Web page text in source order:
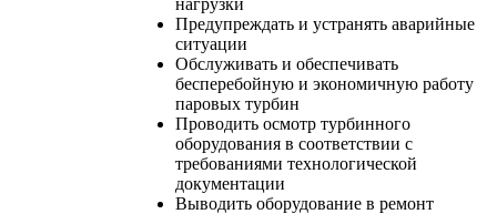
Предупреждать и устранять аварийные
ситуации
Обслуживать и обеспечивать
бесперебойную и экономичную работу
паровых турбин
Проводить осмотр турбинного
оборудования в соответствии с
требованиями технологической
документации
Выводить оборудование в ремонт